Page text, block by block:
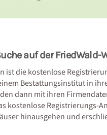
auf der FriedWald-
die kostenlose
Bestattungsinstitut in
dann mit ihren
kostenlose Registrierungs-
hinausgehen und